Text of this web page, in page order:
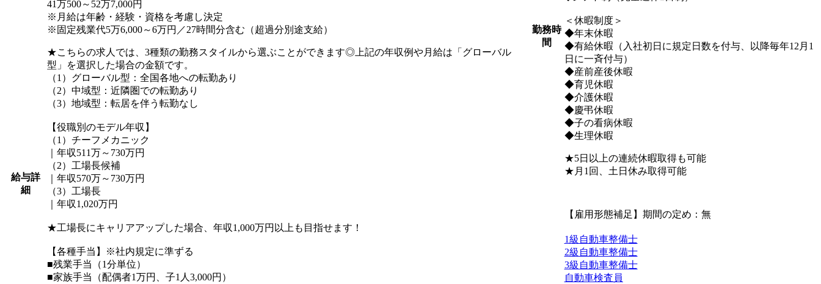
給与詳
細
41万500～52万7,000円
※月給は年齢・経験・資格を考慮し決定
※固定残業代5万6,000～6万円／27時間分含む（超過分別途支給）
★こちらの求人では、3種類の勤務スタイルから選ぶことができます◎上記の年収例や月給は「グローバル
型」を選択した場合の金額です。
（1）グローバル型：全国各地への転勤あり
（2）中域型：近隣圏での転勤あり
（3）地域型：転居を伴う転勤なし
【役職別のモデル年収】
（1）チーフメカニック
｜年収511万～730万円
（2）工場長候補
｜年収570万～730万円
（3）工場長
｜年収1,020万円
★工場長にキャリアアップした場合、年収1,000万円以上も目指せます！
【各種手当】※社内規定に準ずる
■残業手当（1分単位）
■家族手当（配偶者1万円、子1人3,000円）
勤務時
間
＜休暇制度＞
◆年末休暇
◆有給休暇（入社初日に規定日数を付与、以降毎年12月1
日に一斉付与）
◆産前産後休暇
◆育児休暇
◆介護休暇
◆慶弔休暇
◆子の看病休暇
◆生理休暇
★5日以上の連続休暇取得も可能
★月1回、土日休み取得可能
【雇用形態補足】期間の定め：無
1級自動車整備士
2級自動車整備士
3級自動車整備士
自動車検査員